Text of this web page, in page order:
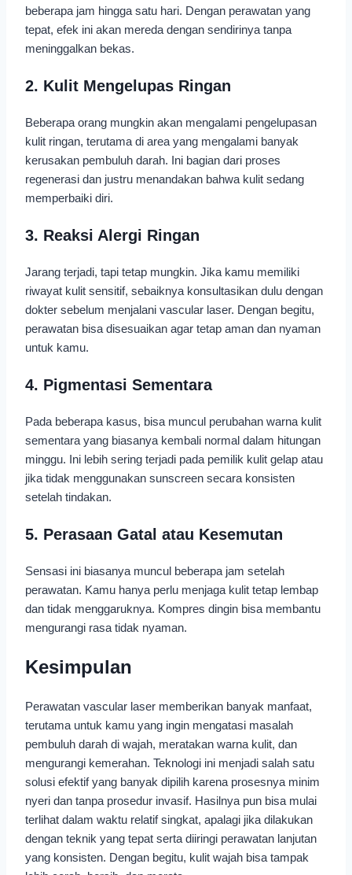
beberapa jam hingga satu hari. Dengan perawatan yang
tepat, efek ini akan mereda dengan sendirinya tanpa
meninggalkan bekas.
2. Kulit Mengelupas Ringan
Beberapa orang mungkin akan mengalami pengelupasan
kulit ringan, terutama di area yang mengalami banyak
kerusakan pembuluh darah. Ini bagian dari proses
regenerasi dan justru menandakan bahwa kulit sedang
memperbaiki diri.
3. Reaksi Alergi Ringan
Jarang terjadi, tapi tetap mungkin. Jika kamu memiliki
riwayat kulit sensitif, sebaiknya konsultasikan dulu dengan
dokter sebelum menjalani vascular laser. Dengan begitu,
perawatan bisa disesuaikan agar tetap aman dan nyaman
untuk kamu.
4. Pigmentasi Sementara
Pada beberapa kasus, bisa muncul perubahan warna kulit
sementara yang biasanya kembali normal dalam hitungan
minggu. Ini lebih sering terjadi pada pemilik kulit gelap atau
jika tidak menggunakan sunscreen secara konsisten
setelah tindakan.
5. Perasaan Gatal atau Kesemutan
Sensasi ini biasanya muncul beberapa jam setelah
perawatan. Kamu hanya perlu menjaga kulit tetap lembap
dan tidak menggaruknya. Kompres dingin bisa membantu
mengurangi rasa tidak nyaman.
Kesimpulan
Perawatan vascular laser memberikan banyak manfaat,
terutama untuk kamu yang ingin mengatasi masalah
pembuluh darah di wajah, meratakan warna kulit, dan
mengurangi kemerahan. Teknologi ini menjadi salah satu
solusi efektif yang banyak dipilih karena prosesnya minim
nyeri dan tanpa prosedur invasif. Hasilnya pun bisa mulai
terlihat dalam waktu relatif singkat, apalagi jika dilakukan
dengan teknik yang tepat serta diiringi perawatan lanjutan
yang konsisten. Dengan begitu, kulit wajah bisa tampak